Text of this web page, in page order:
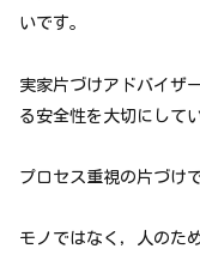
いです。
実家片づけアドバイザ
る安全性を大切にして
プロセス重視の片づけで
モノではなく，人のた